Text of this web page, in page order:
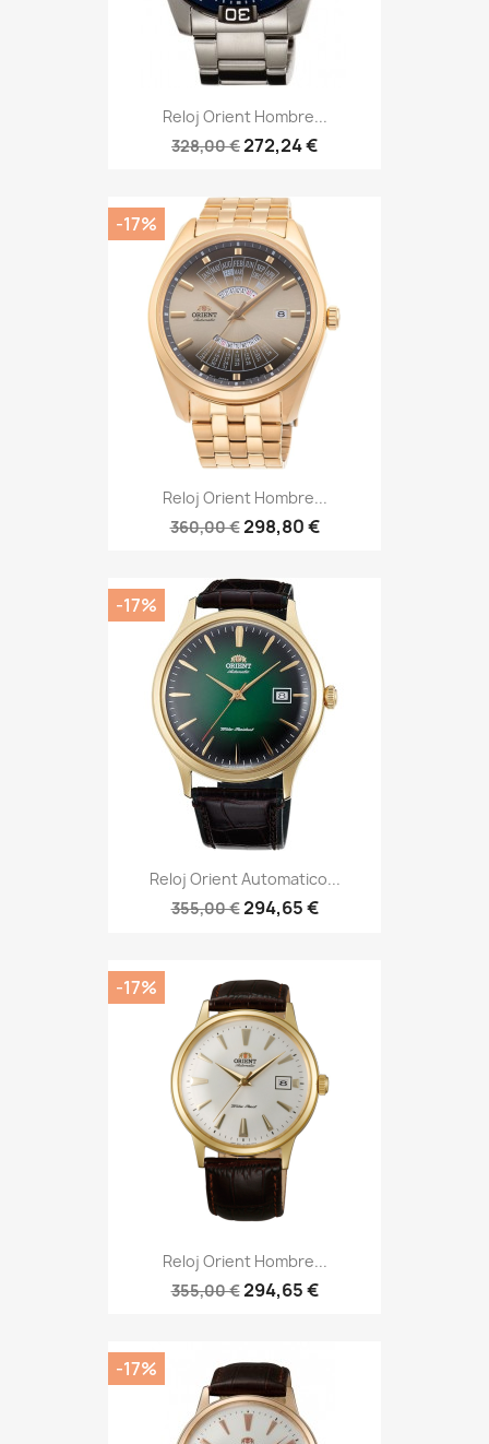
Reloj Orient Hombre...
328,00 €272,24 €
Reloj Orient Hombre...
360,00 €298,80 €
-17%
Reloj Orient Automatico...
355,00 €294,65 €
-17%
Reloj Orient Hombre...
355,00 €294,65 €
-17%
-17%